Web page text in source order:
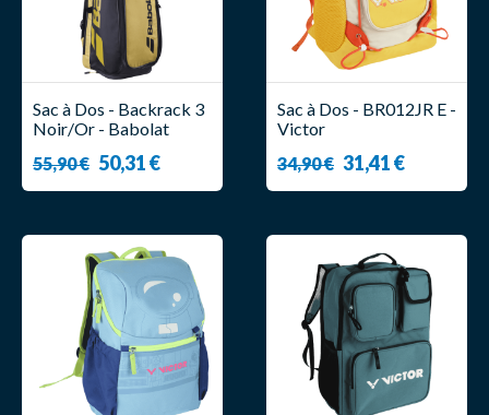
Sac à Dos - Backrack 3
Noir/Or - Babolat
55,90 € 50,31 €
Sac à Dos - BR012JR E -
Victor
34,90 € 31,41 €